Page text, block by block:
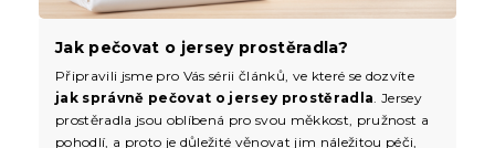
Jak pečovat o jersey prostěradla?
Připravili jsme pro Vás sérii článků, ve které se dozvíte
jak správně pečovat o jersey prostěradla . Jersey
prostěradla jsou oblíbená pro svou měkkost, pružnost a
pohodlí, a proto je důležité věnovat jim náležitou péči,